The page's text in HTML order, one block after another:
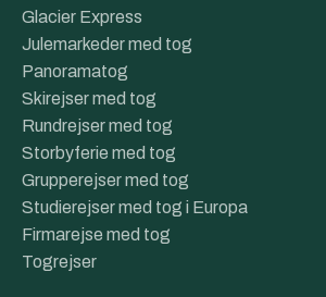
Glacier Express
Julemarkeder med tog
Panoramatog
Skirejser med tog
Rundrejser med tog
Storbyferie med tog
Grupperejser med tog
Studierejser med tog i Europa
Firmarejse med tog
Togrejser